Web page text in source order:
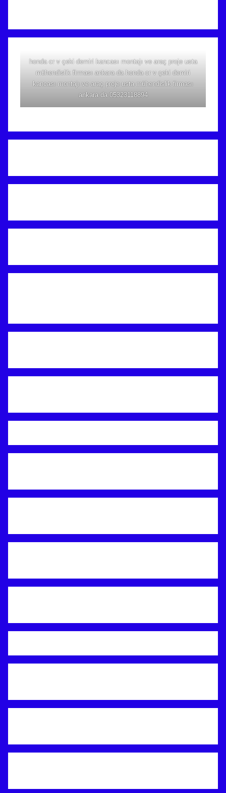
honda cr v çeki demiri kancası montajı ve araç proje usta
mühendislik firması ankara da honda cr v çeki demiri
kancası montajı ve araç proje usta mühendislik firması
ankara da 05323118894